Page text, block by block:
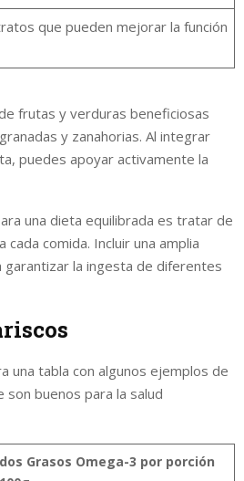
que pueden mejorar la función
frutas y verduras beneficiosas
y zanahorias. Al integrar
puedes apoyar activamente la
una dieta equilibrada es tratar de
comida. Incluir una amplia
la ingesta de diferentes
una tabla con algunos ejemplos de
buenos para la salud
Grasos Omega-3 por porción